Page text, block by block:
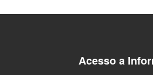
Acesso a